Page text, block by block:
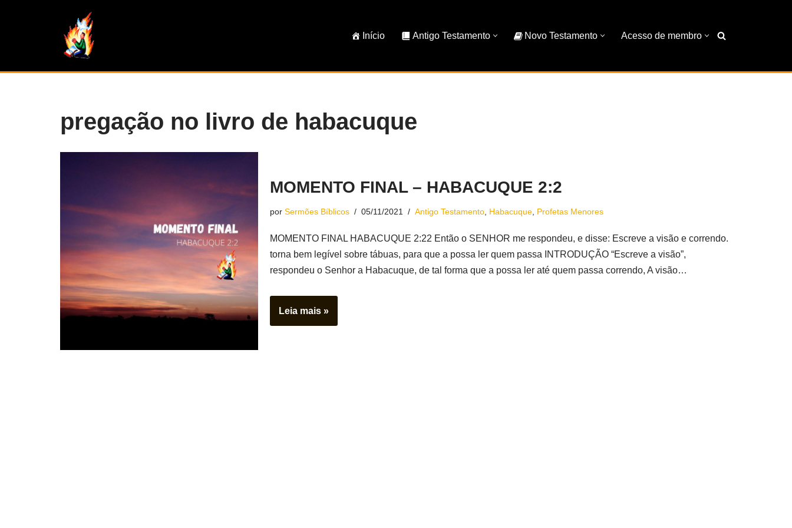
Início Antigo Testamento Novo Testamento Acesso de membro
pregação no livro de habacuque
MOMENTO FINAL – HABACUQUE 2:2
por Sermões Bíblicos 05/11/2021 Antigo Testamento Habacuque Profetas Menores
MOMENTO FINAL HABACUQUE 2:22 Então o SENHOR me respondeu, e disse: Escreve a visão e correndo.
torna bem legível sobre tábuas, para que a possa ler quem passa INTRODUÇÃO “Escreve a visão”,
respondeu o Senhor a Habacuque, de tal forma que a possa ler até quem passa correndo, A visão…
Leia mais »